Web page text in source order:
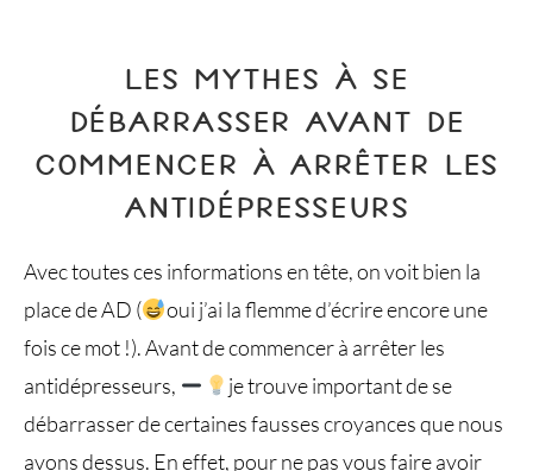
LES MYTHES À SE
DÉBARRASSER AVANT DE
COMMENCER À ARRÊTER LES
ANTIDÉPRESSEURS
Avec toutes ces informations en tête, on voit bien la
place de AD (
oui j’ai la flemme d’écrire encore une
fois ce mot !). Avant de commencer à arrêter les
antidépresseurs,
je trouve important de se
débarrasser de certaines fausses croyances que nous
avons dessus. En effet, pour ne pas vous faire avoir